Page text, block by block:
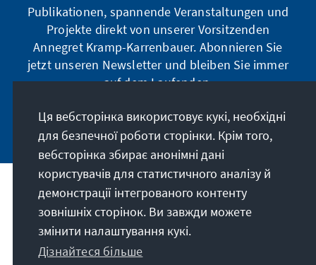
Publikationen, spannende Veranstaltungen und
Projekte direkt von unserer Vorsitzenden
Annegret Kramp-Karrenbauer. Abonnieren Sie
jetzt unseren Newsletter und bleiben Sie immer
auf dem Laufenden.
Jetzt abonnieren
Наше покликання
Контакт
Ця вебсторінка використовує кукі, необхідні
для безпечної роботи сторінки. Крім того,
вебсторінка збирає анонімні дані
користувачів для статистичного аналізу й
демонстрації інтегрованого контенту
зовнішніх сторінок. Ви завжди можете
змінити налаштування кукі.
Дізнайтеся більше